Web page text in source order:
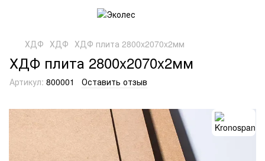
ХДФ ХДФ ХДФ плита 2800x2070x2мм
ХДФ плита 2800x2070x2мм
Артикул: 800001 Оставить отзыв